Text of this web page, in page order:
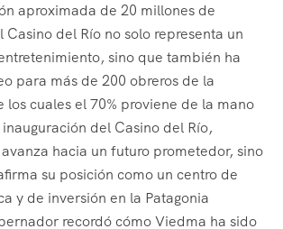
aproximada de 20 millones de
Casino del Río no solo representa un
sino que también ha
para más de 200 obreros de la
los cuales el 70% proviene de la mano
del Casino del Río,
hacia un futuro prometedor, sino
su posición como un centro de
y de inversión en la Patagonia
recordó cómo Viedma ha sido